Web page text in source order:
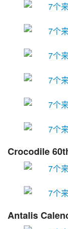
Crocodile
Antalis